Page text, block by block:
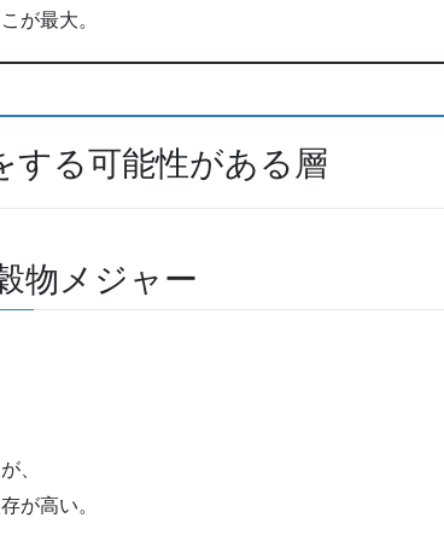
が最大。
る可能性がある層
物メジャー
、
が高い。